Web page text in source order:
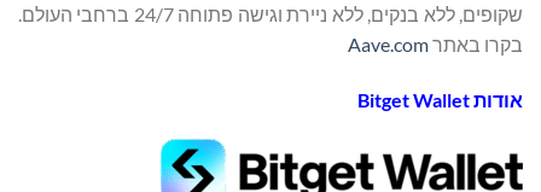
שקופים, ללא בנקים, ללא ניירת וגישה פתוחה 24/7 ברחבי העולם.
בקרו באתרAave.com
אודותBitget Wallet